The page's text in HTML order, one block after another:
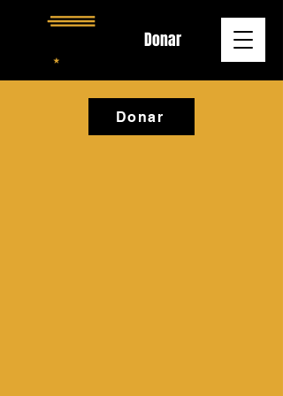
Donar
Donar